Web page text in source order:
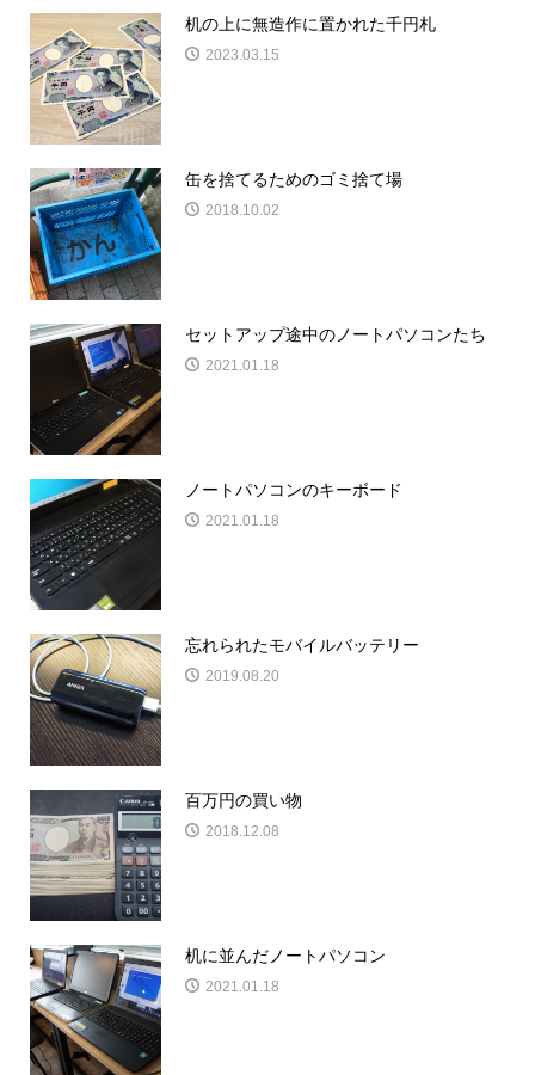
机の上に無造作に置かれた千円札
2023.03.15
缶を捨てるためのゴミ捨て場
2018.10.02
セットアップ途中のノートパソコンたち
2021.01.18
ノートパソコンのキーボード
2021.01.18
忘れられたモバイルバッテリー
2019.08.20
百万円の買い物
2018.12.08
机に並んだノートパソコン
2021.01.18